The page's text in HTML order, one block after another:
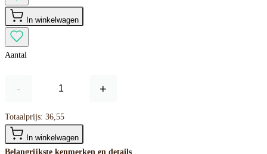
In winkelwagen
Aantal
- +
Totaalprijs: 36,55
In winkelwagen
Belangrijkste kenmerken en details